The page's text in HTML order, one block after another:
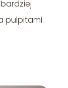
pulpitami.